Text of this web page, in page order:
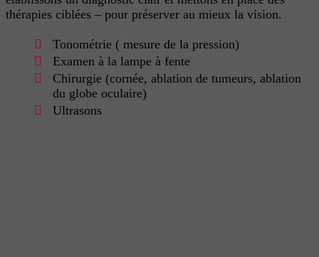
thérapies ciblées – pour préserver au mieux la vision.
Tonométrie ( mesure de la pression)
Examen à la lampe à fente
Chirurgie (cornée, ablation de tumeurs, ablation
du globe oculaire)
Ultrasons